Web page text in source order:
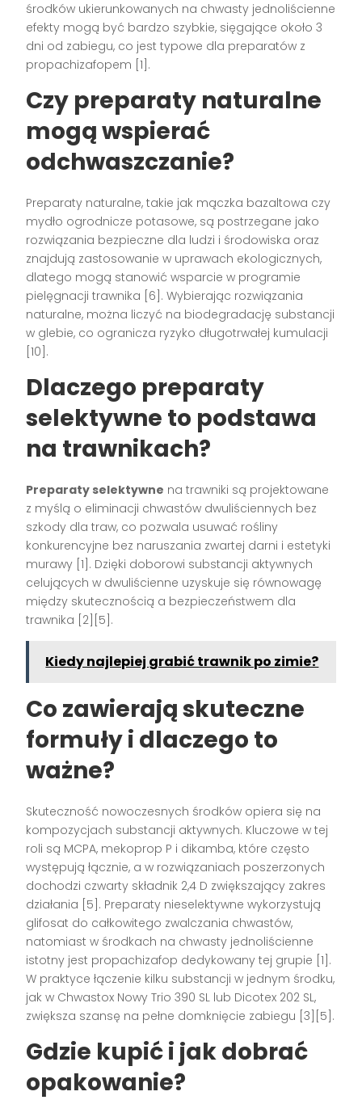
środków ukierunkowanych na chwasty jednoliścienne
efekty mogą być bardzo szybkie, sięgające około 3
dni od zabiegu, co jest typowe dla preparatów z
propachizafopem [1].
Czy preparaty naturalne
mogą wspierać
odchwaszczanie?
Preparaty naturalne, takie jak mączka bazaltowa czy
mydło ogrodnicze potasowe, są postrzegane jako
rozwiązania bezpieczne dla ludzi i środowiska oraz
znajdują zastosowanie w uprawach ekologicznych,
dlatego mogą stanowić wsparcie w programie
pielęgnacji trawnika [6]. Wybierając rozwiązania
naturalne, można liczyć na biodegradację substancji
w glebie, co ogranicza ryzyko długotrwałej kumulacji
[10].
Dlaczego preparaty
selektywne to podstawa
na trawnikach?
Preparaty selektywne na trawniki są projektowane
z myślą o eliminacji chwastów dwuliściennych bez
szkody dla traw, co pozwala usuwać rośliny
konkurencyjne bez naruszania zwartej darni i estetyki
murawy [1]. Dzięki doborowi substancji aktywnych
celujących w dwuliścienne uzyskuje się równowagę
między skutecznością a bezpieczeństwem dla
trawnika [2][5].
Kiedy najlepiej grabić trawnik po zimie?
Co zawierają skuteczne
formuły i dlaczego to
ważne?
Skuteczność nowoczesnych środków opiera się na
kompozycjach substancji aktywnych. Kluczowe w tej
roli są MCPA, mekoprop P i dikamba, które często
występują łącznie, a w rozwiązaniach poszerzonych
dochodzi czwarty składnik 2,4 D zwiększający zakres
działania [5]. Preparaty nieselektywne wykorzystują
glifosat do całkowitego zwalczania chwastów,
natomiast w środkach na chwasty jednoliścienne
istotny jest propachizafop dedykowany tej grupie [1].
W praktyce łączenie kilku substancji w jednym środku,
jak w Chwastox Nowy Trio 390 SL lub Dicotex 202 SL,
zwiększa szansę na pełne domknięcie zabiegu [3][5].
Gdzie kupić i jak dobrać
opakowanie?